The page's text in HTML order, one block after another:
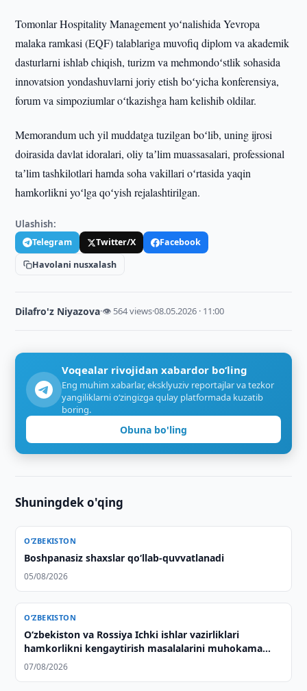
Tomonlar Hospitality Management yoʻnalishida Yevropa
malaka ramkasi (EQF) talablariga muvofiq diplom va akademik
dasturlarni ishlab chiqish, turizm va mehmondoʻstlik sohasida
innovatsion yondashuvlarni joriy etish boʻyicha konferensiya,
forum va simpoziumlar oʻtkazishga ham kelishib oldilar.
Memorandum uch yil muddatga tuzilgan boʻlib, uning ijrosi
doirasida davlat idoralari, oliy taʼlim muassasalari, professional
taʼlim tashkilotlari hamda soha vakillari oʻrtasida yaqin
hamkorlikni yoʻlga qoʻyish rejalashtirilgan.
Ulashish:
Telegram Twitter/X
Facebook
Havolani nusxalash
Dilafro'z Niyazova·👁 564 views·08.05.2026 · 11:00
Voqealar rivojidan xabardor bo‘ling
Eng muhim xabarlar, eksklyuziv reportajlar va tezkor
yangiliklarni o‘zingizga qulay platformada kuzatib
boring.
Obuna bo'ling
Shuningdek o'qing
O‘ZBEKISTON
Boshpanasiz shaxslar qo‘llab-quvvatlanadi
05/08/2026
O‘ZBEKISTON
Oʻzbekiston va Rossiya Ichki ishlar vazirliklari
hamkorlikni kengaytirish masalalarini muhokama
qilishdi
07/08/2026